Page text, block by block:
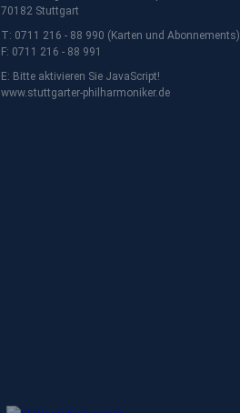
70182 Stuttgart
T: 0711 216 - 88 990 (Karten und Abonnements)
F: 0711 216 - 88 991
E: Bitte aktivieren Sie JavaScript!
www.stuttgarter-philharmoniker.de